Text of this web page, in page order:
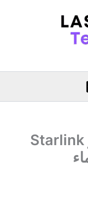
SpaceX تطلق أقمار Starlink